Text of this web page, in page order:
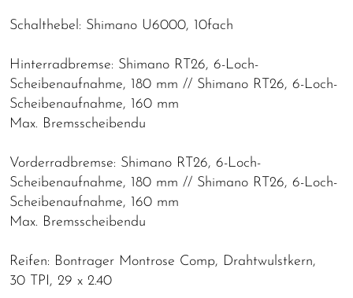
Schalthebel: Shimano U6000, 10fach
Hinterradbremse: Shimano RT26, 6-Loch-
Scheibenaufnahme, 180 mm // Shimano RT26, 6-Loch-
Scheibenaufnahme, 160 mm
Max. Bremsscheibendu
Vorderradbremse: Shimano RT26, 6-Loch-
Scheibenaufnahme, 180 mm // Shimano RT26, 6-Loch-
Scheibenaufnahme, 160 mm
Max. Bremsscheibendu
Reifen: Bontrager Montrose Comp, Drahtwulstkern,
30 TPI, 29 x 2.40